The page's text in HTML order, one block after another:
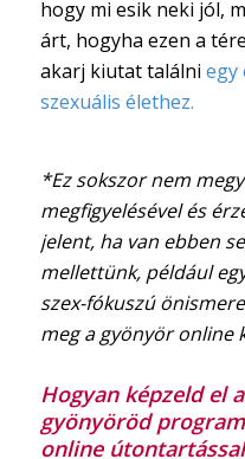
hogy mi esik neki jól,
árt, hogyha ezen a
akarj kiutat találni egy
szexuális élethez.
*Ez sokszor nem
megfigyelésével és
jelent, ha van ebben
mellettünk, például
szex-fókuszú
meg a gyönyör online
Hogyan képzeld el
gyönyöröd
online